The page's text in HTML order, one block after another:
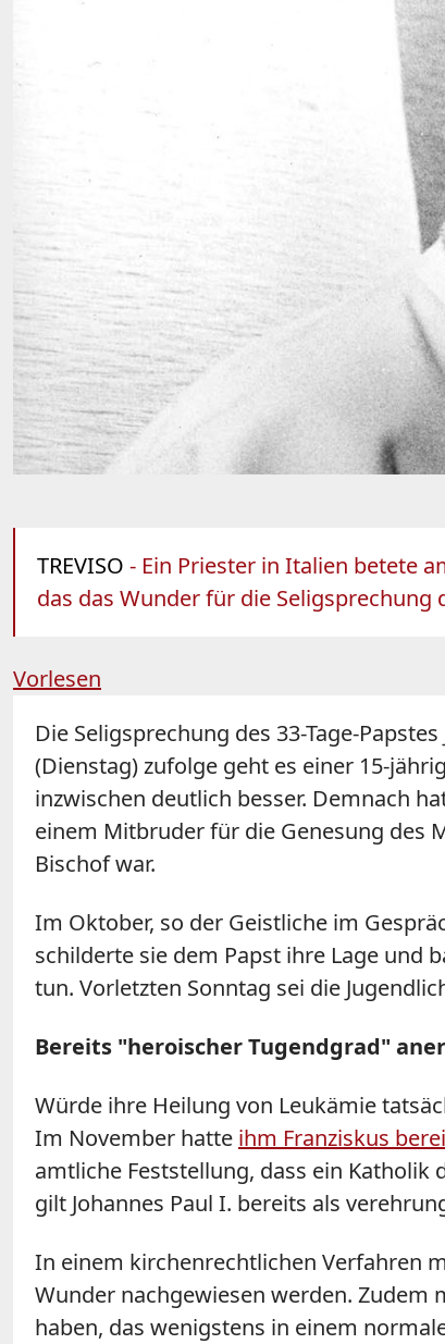
TREVISO - Ein Priester in Italien betete
das das Wunder für die Seligsprechung
Vorlesen
Die Seligsprechung des 33-Tage-Papstes
(Dienstag) zufolge geht es einer 15-
inzwischen deutlich besser. Demnach
einem Mitbruder für die Genesung des
Bischof war.
Im Oktober, so der Geistliche im
schilderte sie dem Papst ihre Lage und
tun. Vorletzten Sonntag sei die
Bereits "heroischer Tugendgrad"
Würde ihre Heilung von Leukämie
Im November hatte ihm Franziskus
amtliche Feststellung, dass ein
gilt Johannes Paul I. bereits als
In einem kirchenrechtlichen Verfahren
Wunder nachgewiesen werden.
haben, das wenigstens in einem